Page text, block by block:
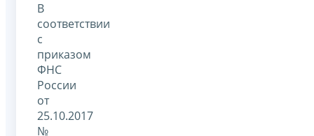
В
соответствии
с
приказом
ФНС
России
от
25.10.2017
№